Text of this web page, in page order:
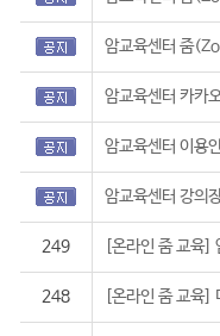
암교육센터 줌
암교육센터 카카
암교육센터 이용
암교육센터 강의
249 [온라인 줌 교육]
248 [온라인 줌 교육]